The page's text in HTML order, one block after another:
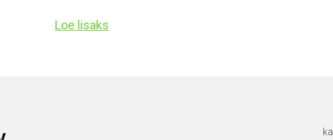
Loe lisaks